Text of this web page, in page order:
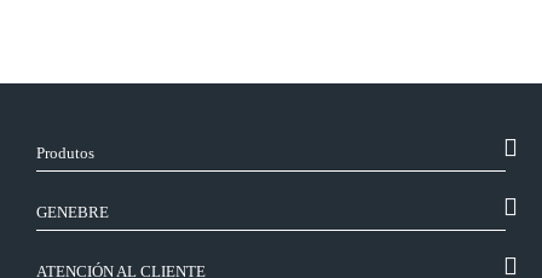
Produtos
GENEBRE
ATENCIÓN AL CLIENTE